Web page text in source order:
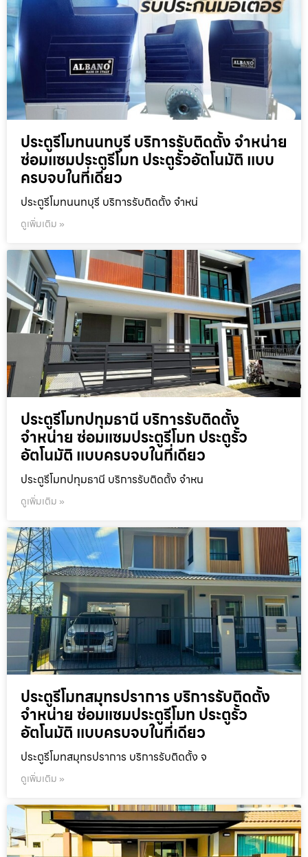
ประตูรีโมทนนทบุรี บริการรับติดตั้ง จำหน่าย
ซ่อมแซมประตูรีโมท ประตูรั้วอัตโนมัติ แบบ
ครบจบในที่เดียว
ประตูรีโมทนนทบุรี บริการรับติดตั้ง จำหน่
ดูเพิ่มเติม »
ประตูรีโมทปทุมธานี บริการรับติดตั้ง
จำหน่าย ซ่อมแซมประตูรีโมท ประตูรั้ว
อัตโนมัติ แบบครบจบในที่เดียว
ประตูรีโมทปทุมธานี บริการรับติดตั้ง จำหน
ดูเพิ่มเติม »
ประตูรีโมทสมุทรปราการ บริการรับติดตั้ง
จำหน่าย ซ่อมแซมประตูรีโมท ประตูรั้ว
อัตโนมัติ แบบครบจบในที่เดียว
ประตูรีโมทสมุทรปราการ บริการรับติดตั้ง จ
ดูเพิ่มเติม »